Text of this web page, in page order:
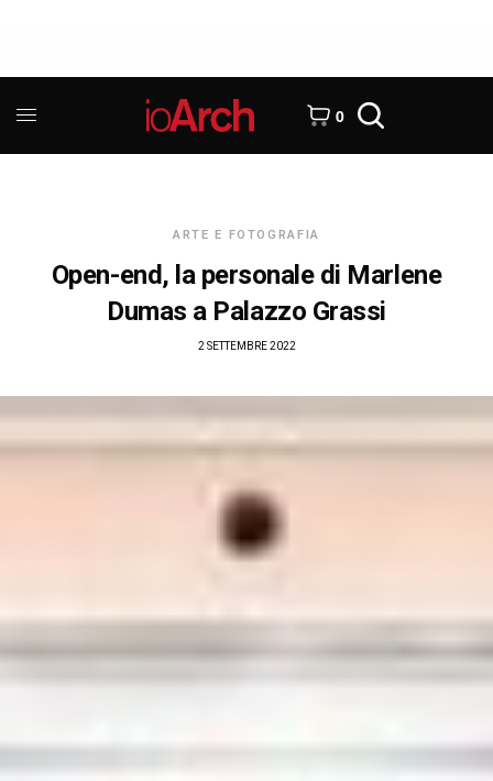
0
ARTE E FOTOGRAFIA
Open-end, la personale di Marlene
Dumas a Palazzo Grassi
2 SETTEMBRE 2022